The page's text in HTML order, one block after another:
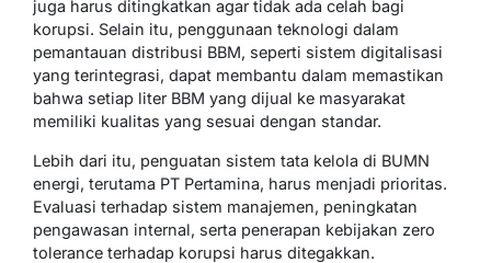
juga harus ditingkatkan agar tidak ada celah bagi
korupsi. Selain itu, penggunaan teknologi dalam
pemantauan distribusi BBM, seperti sistem digitalisasi
yang terintegrasi, dapat membantu dalam memastikan
bahwa setiap liter BBM yang dijual ke masyarakat
memiliki kualitas yang sesuai dengan standar.
Lebih dari itu, penguatan sistem tata kelola di BUMN
energi, terutama PT Pertamina, harus menjadi prioritas.
Evaluasi terhadap sistem manajemen, peningkatan
pengawasan internal, serta penerapan kebijakan zero
tolerance terhadap korupsi harus ditegakkan.